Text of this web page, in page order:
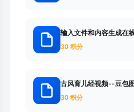
输入文件和内容生成在
30 积分
古风育儿经视频--豆包
30 积分